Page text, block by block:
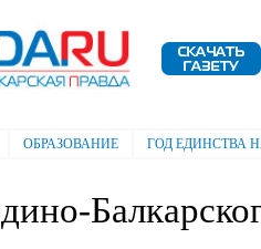
ОБРАЗОВАНИЕ ГОД ЕДИНСТВА